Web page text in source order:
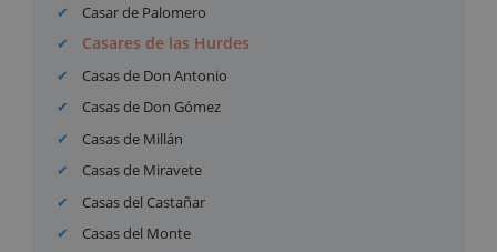
Casar de Palomero
Casares de las Hurdes
Casas de Don Antonio
Casas de Don Gómez
Casas de Millán
Casas de Miravete
Casas del Castañar
Casas del Monte